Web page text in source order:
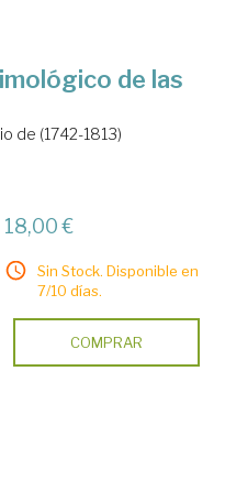
de las
de (1742-1813)
18,00 €
Sin Stock. Disponible en
7/10 días.
COMPRAR